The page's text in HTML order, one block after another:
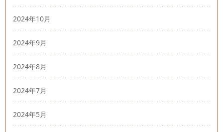
2024年10月
2024年9月
2024年8月
2024年7月
2024年5月